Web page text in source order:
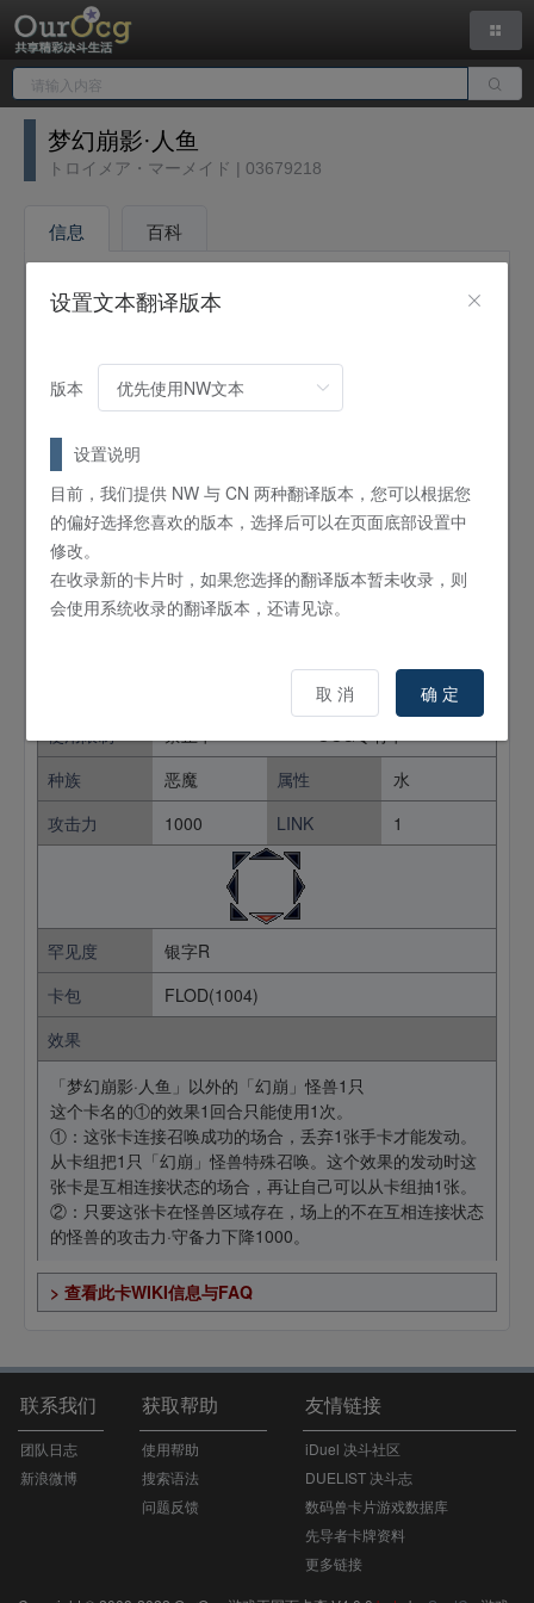
梦幻崩影·人鱼
トロイメア・マーメイド | 03679218
信息 百科
中文名
梦幻崩影·人鱼
日文名
英文名
-
使用限制
禁止卡
OCG专有卡
种族
恶魔 属性
水
攻击力
1000 LINK 1
罕见度
银字R
卡包
FLOD(1004)
效果
「梦幻崩影·人鱼」以外的「幻崩」怪兽1只
这个卡名的①的效果1回合只能使用1次。
①：这张卡连接召唤成功的场合，丢弃1张手卡才能发动。
从卡组把1只「幻崩」怪兽特殊召唤。这个效果的发动时这
张卡是互相连接状态的场合，再让自己可以从卡组抽1张。
②：只要这张卡在怪兽区域存在，场上的不在互相连接状态
的怪兽的攻击力·守备力下降1000。
> 查看此卡WIKI信息与FAQ
联系我们
团队日志
新浪微博
获取帮助
使用帮助
搜索语法
问题反馈
友情链接
iDuel 决斗社区
DUELIST 决斗志
数码兽卡片游戏数据库
先导者卡牌资料
更多链接
设置文本翻译版本
版本
设置说明
目前，我们提供 NW 与 CN 两种翻译版本，您可以根据您
的偏好选择您喜欢的版本，选择后可以在页面底部设置中
修改。
在收录新的卡片时，如果您选择的翻译版本暂未收录，则
会使用系统收录的翻译版本，还请见谅。
取 消 确 定